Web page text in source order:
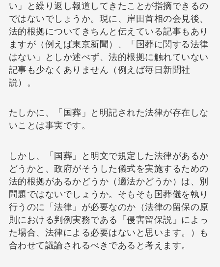
い」と繰り返し報道してきたことが指摘できるの
ではないでしょうか。現に、岸田首相の会見後、
法的根拠についてきちんと伝えている記事もあり
ますが（例えば東京新聞）、「国葬に関する法律
はない」としか述べず、法的根拠に触れていない
記事も少なくありません（例えば毎日新聞社
説）。
たしかに、「国葬」と明記された法律が存在しな
いことは事実です。
しかし、「国葬」と明文で規定した法律があるか
どうかと、政府がそうした儀式を実施するための
法的根拠があるかどうか（適法かどうか）は、別
問題ではないでしょうか。そもそも国葬儀を執り
行うのに「法律」が必要なのか（法律の留保の原
則における判例実務である「侵害留保説」によっ
た場合、法律による必要はないと思います。）も
合わせて議論されるべきであると考えます。